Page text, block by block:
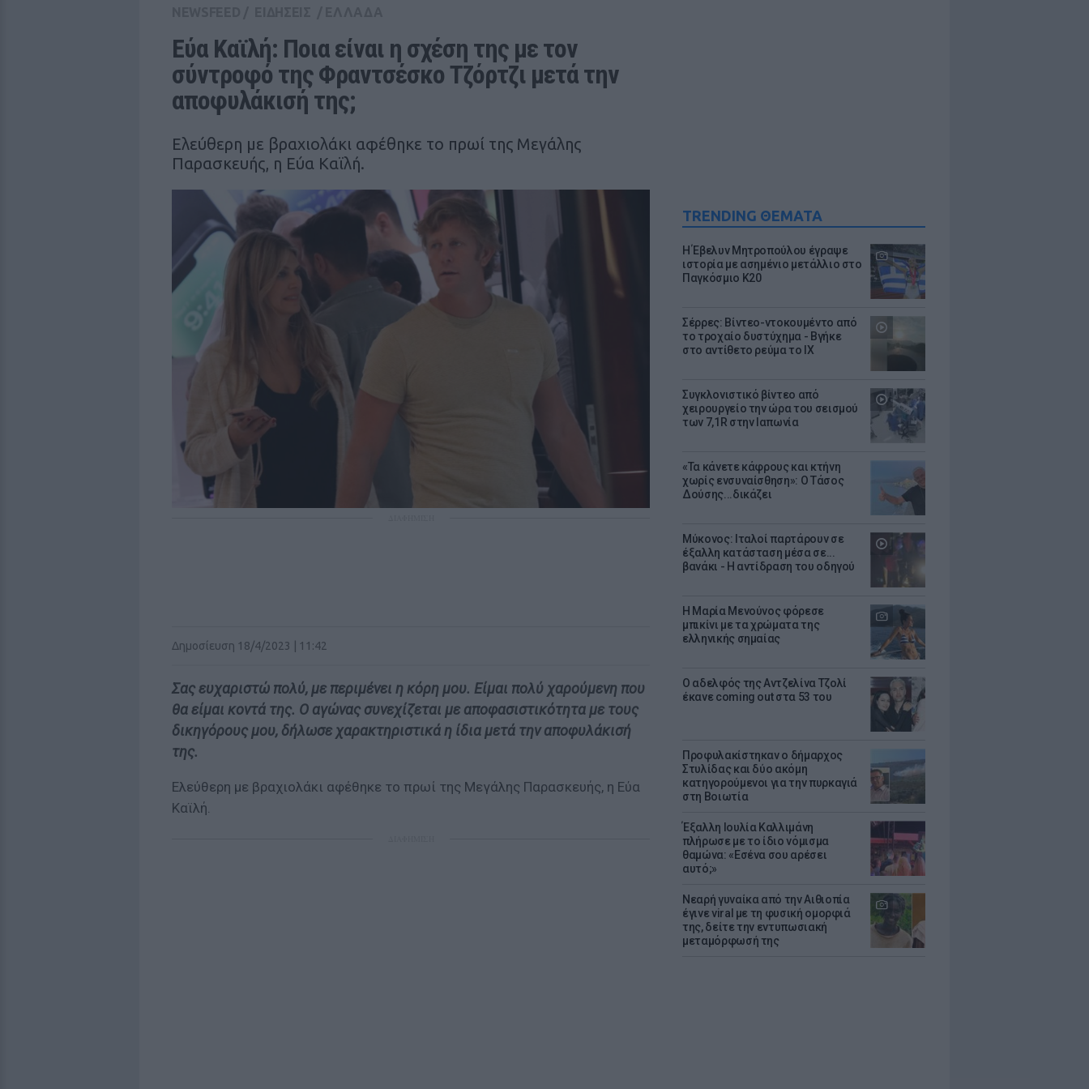
TRENDING ΘΕΜΑΤΑ
Η Έβελυν Μητροπούλου έγραψε
ιστορία με ασημένιο μετάλλιο στο
Παγκόσμιο Κ20
Σέρρες: Βίντεο-ντοκουμέντο από
το τροχαίο δυστύχημα - Βγήκε
στο αντίθετο ρεύμα το ΙΧ
Συγκλονιστικό βίντεο από
χειρουργείο την ώρα του σεισμού
των 7,1R στην Ιαπωνία
«Τα κάνετε κάφρους και κτήνη
χωρίς ενσυναίσθηση»: Ο Τάσος
Δούσης...δικάζει
Μύκονος: Ιταλοί παρτάρουν σε
έξαλλη κατάσταση μέσα σε...
βανάκι - Η αντίδραση του οδηγού
Η Μαρία Μενούνος φόρεσε
μπικίνι με τα χρώματα της
ελληνικής σημαίας
Ο αδελφός της Αντζελίνα Τζολί
έκανε coming out στα 53 του
Προφυλακίστηκαν ο δήμαρχος
Στυλίδας και δύο ακόμη
κατηγορούμενοι για την πυρκαγιά
στη Βοιωτία
Έξαλλη Ιουλία Καλλιμάνη
πλήρωσε με το ίδιο νόμισμα
θαμώνα: «Εσένα σου αρέσει
αυτό;»
Νεαρή γυναίκα από την Αιθιοπία
έγινε viral με τη φυσική ομορφιά
της, δείτε την εντυπωσιακή
μεταμόρφωσή της
Εύα Καϊλή: Ποια είναι η σχέση της με τον
σύντροφό της Φραντσέσκο Τζόρτζι μετά την
αποφυλάκισή της;
Ελεύθερη με βραχιολάκι αφέθηκε το πρωί της Μεγάλης
Παρασκευής, η Εύα Καϊλή.
Δημοσίευση 18/4/2023 | 11:42
Σας ευχαριστώ πολύ, με περιμένει η κόρη μου. Είμαι πολύ χαρούμενη που
θα είμαι κοντά της. Ο αγώνας συνεχίζεται με αποφασιστικότητα με τους
δικηγόρους μου, δήλωσε χαρακτηριστικά η ίδια μετά την αποφυλάκισή
της.
Ελεύθερη με βραχιολάκι αφέθηκε το πρωί της Μεγάλης Παρασκευής, η Εύα
Καϊλή.